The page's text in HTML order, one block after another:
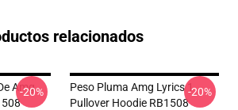
relacionados
Amg
-20%
Peso Pluma Amg Lyrics 1
Pullover Hoodie RB1508
-20%